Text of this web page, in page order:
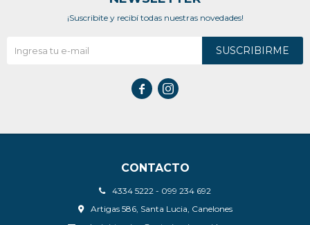
CONTACTO
4334 5222 - 099 234 692
Artigas 586, Santa Lucia, Canelones
¡Suscribite y recibí todas nuestras novedades!
SUSCRIBIRME
 